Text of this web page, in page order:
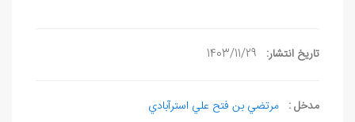
تاریخ انتشار: 1403/11/29
مدخل : مرتضي بن فتح علي استرآبادي